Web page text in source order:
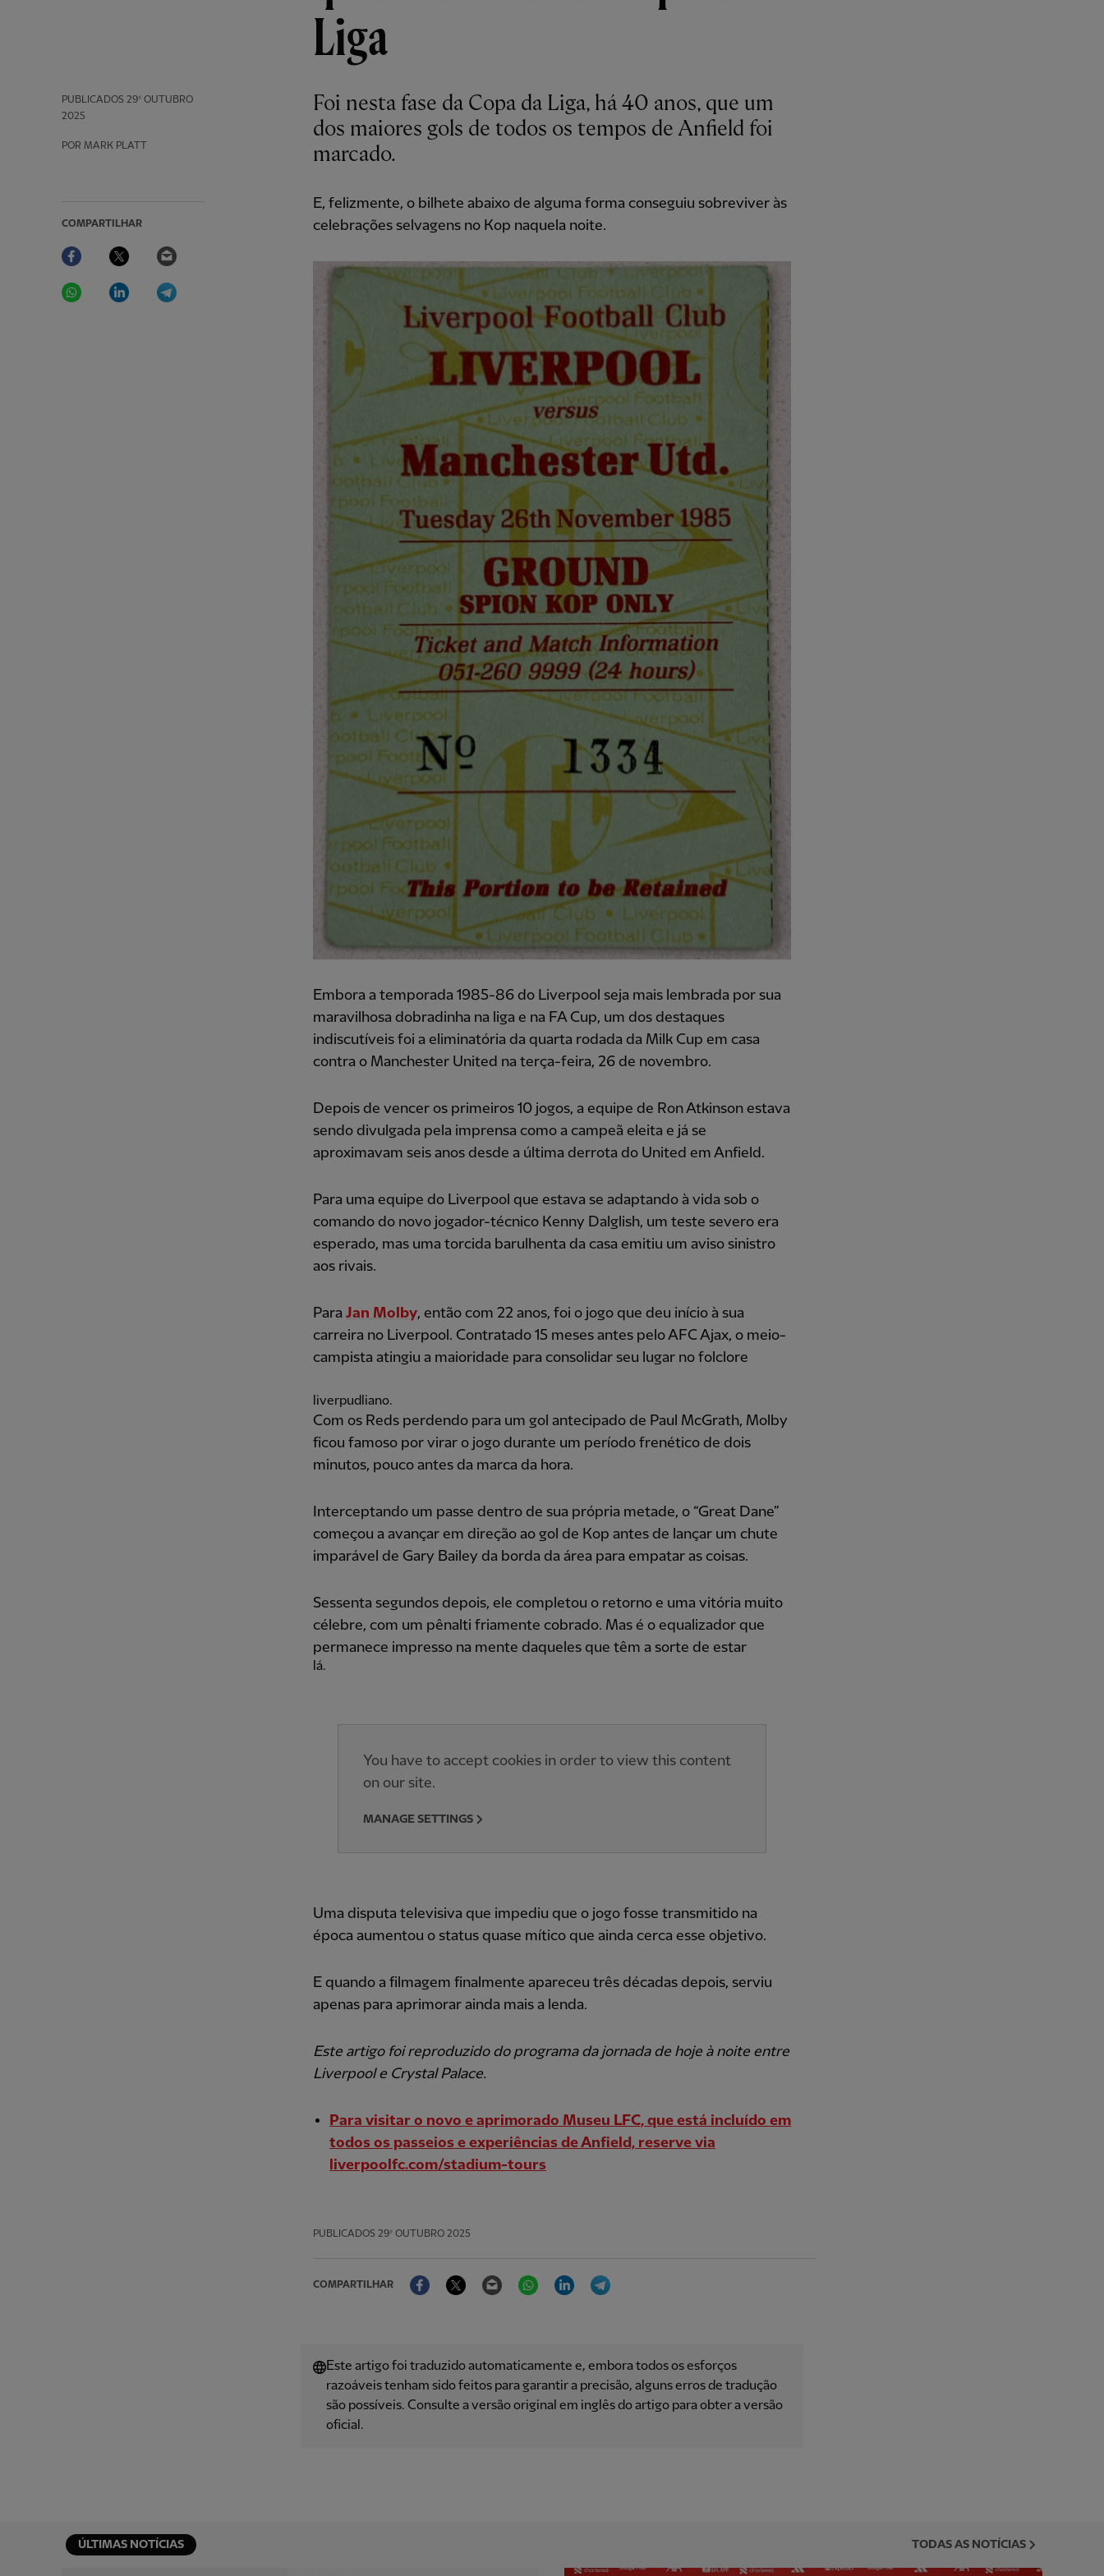
Liga
PUBLICADOS 29º OUTUBRO
2025
POR MARK PLATT
COMPARTILHAR
Facebook Twitter
WhatsAppLinkedIn
Foi nesta fase da Copa da Liga, há 40 anos, que um
dos maiores gols de todos os tempos de Anfield foi
marcado.
E, felizmente, o bilhete abaixo de alguma forma conseguiu sobreviver às
celebrações selvagens no Kop naquela noite.
Embora a temporada 1985-86 do Liverpool seja mais lembrada por sua
maravilhosa dobradinha na liga e na FA Cup, um dos destaques
indiscutíveis foi a eliminatória da quarta rodada da Milk Cup em casa
contra o Manchester United na terça-feira, 26 de novembro.
Depois de vencer os primeiros 10 jogos, a equipe de Ron Atkinson estava
sendo divulgada pela imprensa como a campeã eleita e já se
aproximavam seis anos desde a última derrota do United em Anfield.
Para uma equipe do Liverpool que estava se adaptando à vida sob o
comando do novo jogador-técnico Kenny Dalglish, um teste severo era
esperado, mas uma torcida barulhenta da casa emitiu um aviso sinistro
aos rivais.
Para Jan Molby, então com 22 anos, foi o jogo que deu início à sua
carreira no Liverpool. Contratado 15 meses antes pelo AFC Ajax, o meio-
campista atingiu a maioridade para consolidar seu lugar no folclore
liverpudliano.
Com os Reds perdendo para um gol antecipado de Paul McGrath, Molby
ficou famoso por virar o jogo durante um período frenético de dois
minutos, pouco antes da marca da hora.
Interceptando um passe dentro de sua própria metade, o “Great Dane”
começou a avançar em direção ao gol de Kop antes de lançar um chute
imparável de Gary Bailey da borda da área para empatar as coisas.
Sessenta segundos depois, ele completou o retorno e uma vitória muito
célebre, com um pênalti friamente cobrado. Mas é o equalizador que
permanece impresso na mente daqueles que têm a sorte de estar
lá.
You have to accept cookies in order to view this content
on our site.
MANAGE SETTINGS
Uma disputa televisiva que impediu que o jogo fosse transmitido na
época aumentou o status quase mítico que ainda cerca esse objetivo.
E quando a filmagem finalmente apareceu três décadas depois, serviu
apenas para aprimorar ainda mais a lenda.
Este artigo foi reproduzido do programa da jornada de hoje à noite entre
Liverpool e Crystal Palace.
Para visitar o novo e aprimorado Museu LFC, que está incluído em
todos os passeios e experiências de Anfield, reserve via
liverpoolfc.com/stadium-tours
PUBLICADOS 29º OUTUBRO 2025
COMPARTILHAR
FacebookTwitter Email WhatsAppLinkedIn
Este artigo foi traduzido automaticamente e, embora todos os esforços
razoáveis ​​tenham sido feitos para garantir a precisão, alguns erros de tradução
são possíveis. Consulte a versão original em inglês do artigo para obter a versão
oficial.
ÚLTIMAS NOTÍCIAS TODAS AS NOTÍCIAS